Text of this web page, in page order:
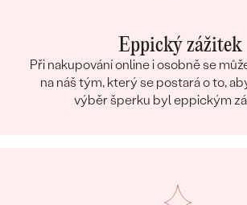
Eppický zážitek
Při nakupování online i osobně se
na náš tým, který se postará o to,
výběr šperku byl eppickým